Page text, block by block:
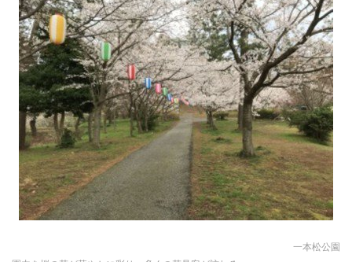
一本松公園